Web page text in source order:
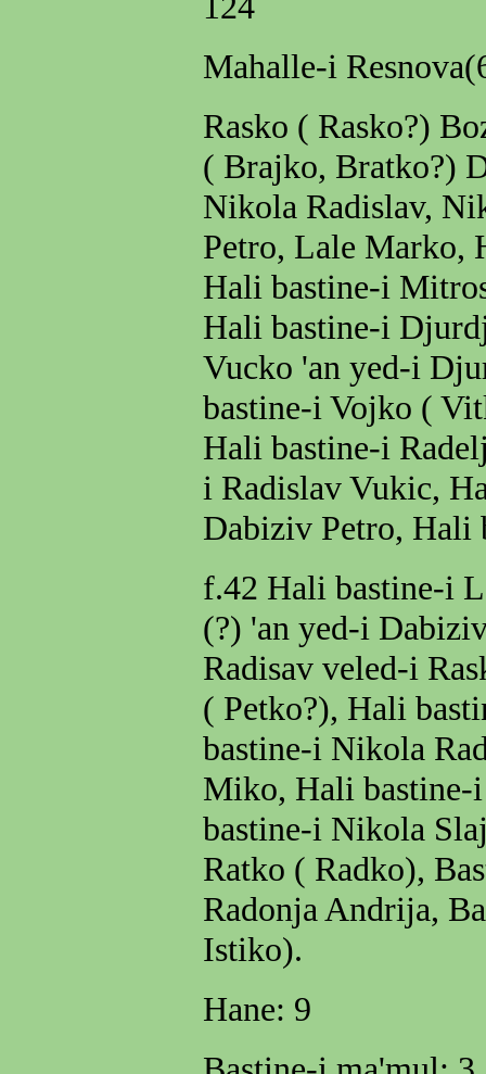
Mahalle-i
Rasko ( Rasko?)
( Brajko, Bratko?)
Nikola Radislav,
Petro, Lale Marko,
Hali bastine-i
Hali bastine-i
Vucko 'an yed-i
bastine-i Vojko (
Hali bastine-i
i Radislav Vukic,
Dabiziv Petro, Hali
f.42 Hali bastine-i
(?) 'an yed-i
Radisav veled-i
( Petko?), Hali
bastine-i Nikola
Miko, Hali
bastine-i Nikola
Ratko ( Radko),
Radonja Andrija,
Istiko).
Hane: 9